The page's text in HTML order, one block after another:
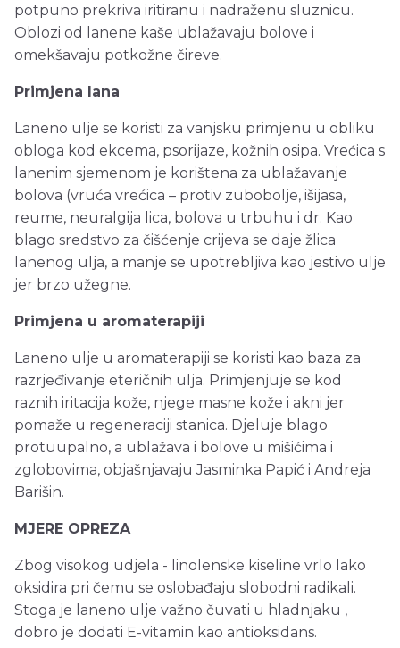
potpuno prekriva iritiranu i nadraženu sluznicu.
Oblozi od lanene kaše ublažavaju bolove i
omekšavaju potkožne čireve.
Primjena lana
Laneno ulje se koristi za vanjsku primjenu u obliku
obloga kod ekcema, psorijaze, kožnih osipa. Vrećica s
lanenim sjemenom je korištena za ublažavanje
bolova (vruća vrećica – protiv zubobolje, išijasa,
reume, neuralgija lica, bolova u trbuhu i dr. Kao
blago sredstvo za čišćenje crijeva se daje žlica
lanenog ulja, a manje se upotrebljiva kao jestivo ulje
jer brzo užegne.
Primjena u aromaterapiji
Laneno ulje u aromaterapiji se koristi kao baza za
razrjeđivanje eteričnih ulja. Primjenjuje se kod
raznih iritacija kože, njege masne kože i akni jer
pomaže u regeneraciji stanica. Djeluje blago
protuupalno, a ublažava i bolove u mišićima i
zglobovima, objašnjavaju Jasminka Papić i Andreja
Barišin.
MJERE OPREZA
Zbog visokog udjela - linolenske kiseline vrlo lako
oksidira pri čemu se oslobađaju slobodni radikali.
Stoga je laneno ulje važno čuvati u hladnjaku ,
dobro je dodati E-vitamin kao antioksidans.